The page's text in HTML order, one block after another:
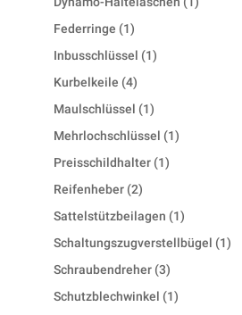
Federringe 11
product
Inbusschlüssel 11
Kurbelkeile 44
products
Maulschlüssel 11
product
Mehrlochschlüssel 11
Preisschildhalter 11
Reifenheber 22
products
Sattelstützbeilagen 11
product
Schaltungszugverstellbügel 11
Schraubendreher 33
products
Schutzblechwinkel 11